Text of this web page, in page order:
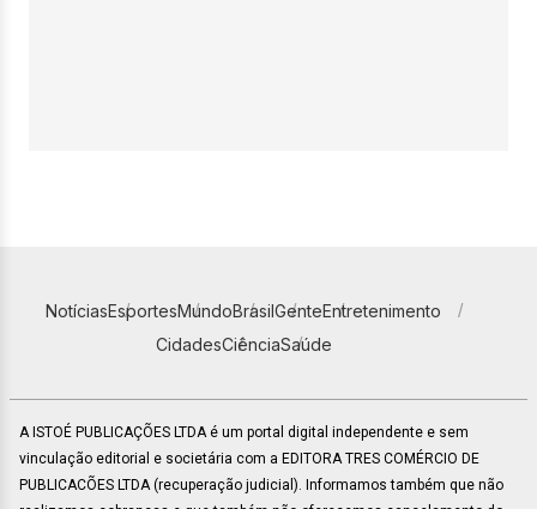
NotíciasEsportesMundoBrasilGenteEntretenimento
CidadesCiênciaSaúde
A ISTOÉ PUBLICAÇÕES LTDA é um portal digital independente e sem
vinculação editorial e societária com a EDITORA TRES COMÉRCIO DE
PUBLICACÕES LTDA (recuperação judicial). Informamos também que não